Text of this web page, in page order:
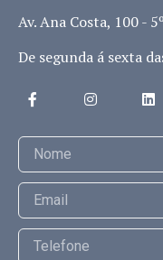
Av. Ana Costa, 100 -
De segunda á sexta